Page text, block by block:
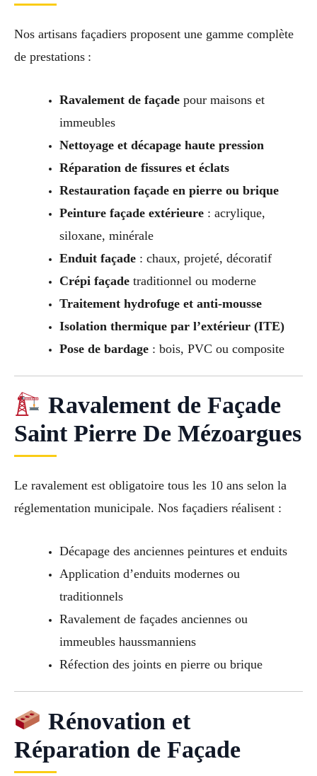
Nos artisans façadiers proposent une gamme complète
de prestations :
Ravalement de façadepour maisons et
immeubles
Nettoyage et décapage haute pression
Réparation de fissures et éclats
Restauration façade en pierre ou brique
Peinture façade extérieure: acrylique,
siloxane, minérale
Enduit façade: chaux, projeté, décoratif
Crépi façadetraditionnel ou moderne
Traitement hydrofuge et anti-mousse
Isolation thermique par l’extérieur (ITE)
Pose de bardage: bois, PVC ou composite
Ravalement de Façade
Saint Pierre De Mézoargues
Le ravalement est obligatoire tous les 10 ans selon la
réglementation municipale. Nos façadiers réalisent :
Décapage des anciennes peintures et enduits
Application d’enduits modernes ou
traditionnels
Ravalement de façades anciennes ou
immeubles haussmanniens
Réfection des joints en pierre ou brique
Rénovation et
Réparation de Façade